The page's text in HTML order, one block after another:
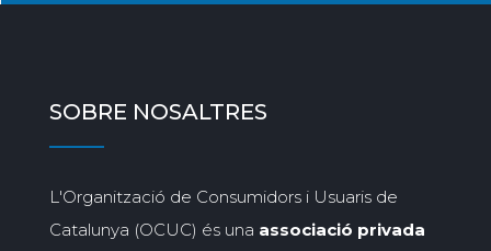
SOBRE NOSALTRES
L'Organització de Consumidors i Usuaris de
Catalunya (OCUC) és una associació privada